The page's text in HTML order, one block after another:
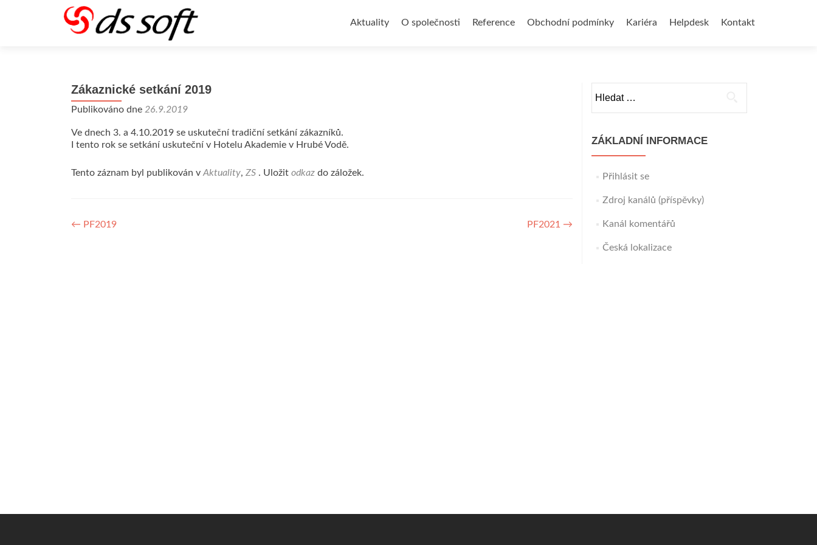
k
Aktuality O společnosti Reference Obchodní podmínky Kariéra Helpdesk Kontakt
Zákaznické setkání 2019
Publikováno dne 26.9.2019
Ve dnech 3. a 4.10.2019 se uskuteční tradiční setkání zákazníků.
I tento rok se setkání uskuteční v Hotelu Akademie v Hrubé Vodě.
Tento záznam byl publikován v Aktuality, ZS . Uložit odkaz do záložek.
Navigace
← PF2019 PF2021 →
ZÁKLADNÍ INFORMACE
Přihlásit se
Zdroj kanálů (příspěvky)
Kanál komentářů
Česká lokalizace